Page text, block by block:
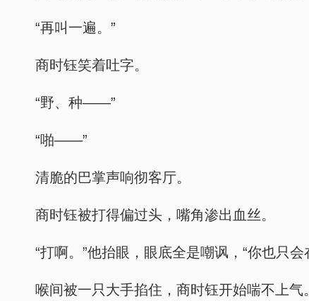
“再叫一遍。”
商时钰笑着吐字。
“野、种——”
“啪——”
清脆的巴掌声响彻客厅。
商时钰被打得偏过头，嘴角渗出血丝。
“打啊。”他抬眼，眼底全是嘲讽，“你也只
喉间被一只大手掐住，商时钰开始喘不上